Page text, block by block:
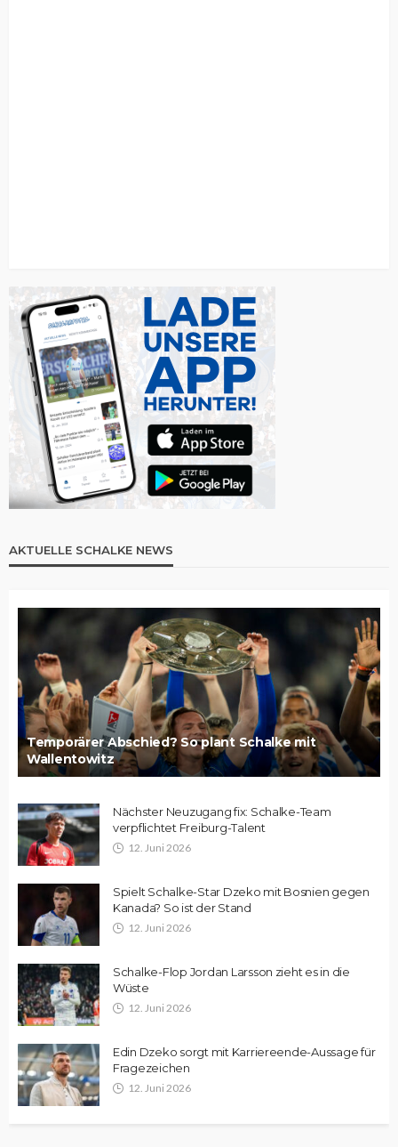
AKTUELLE SCHALKE NEWS
Temporärer Abschied? So plant Schalke mit
Wallentowitz
Nächster Neuzugang fix: Schalke-Team
verpflichtet Freiburg-Talent
12. Juni 2026
Spielt Schalke-Star Dzeko mit Bosnien gegen
Kanada? So ist der Stand
12. Juni 2026
Schalke-Flop Jordan Larsson zieht es in die
Wüste
12. Juni 2026
Edin Dzeko sorgt mit Karriereende-Aussage für
Fragezeichen
12. Juni 2026